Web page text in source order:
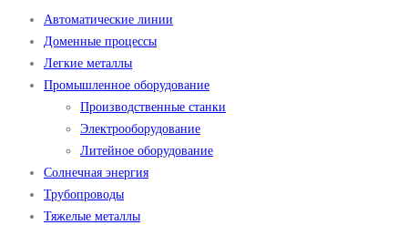
Автоматические линии
Доменные процессы
Легкие металлы
Промышленное оборудование
Производственные станки
Электрооборудование
Литейное оборудование
Солнечная энергия
Трубопроводы
Тяжелые металлы